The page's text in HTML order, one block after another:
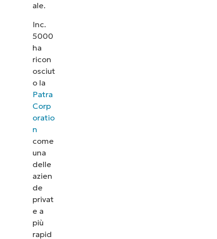
ale.
Inc.
5000
ha
ricon
osciut
o la
Patra
Corp
oratio
n
come
una
delle
azien
de
privat
e a
più
rapid